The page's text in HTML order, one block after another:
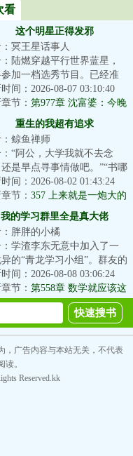
看
这个明星正得发邪
冥王星话事人
陆燃穿越平行世界蓝星，
参加一档选秀节目。已经准
抽象出圈的他，却绑定了
能量文娱...
间：2026-08-07 03:10:40
节： 第977章 沈富婆：今晚
累死你
重生的我超有追求
鲸鱼禅师
“阿公，大学我就不去念
是早点寻事情做吧。”“书哪
？做人要有追求，念了大
有机...
间：2026-08-02 01:43:24
节： 357 上来就是一炮大的
我的学习群里全是真大佬
胖胖的小橘
学渣李东无意中加入了一
的“青龙学习小组”。群友的
十分复古，像是什么“艾萨
顿...
间：2026-08-08 03:06:24
节： 第558章 数学就应该这
（还有一章还在写，白天
，广告内容与本站无关，不代表
。
Reserved.kk